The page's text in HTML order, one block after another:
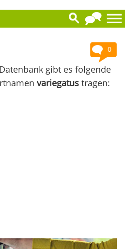
0
gibt es folgende
variegatus tragen: